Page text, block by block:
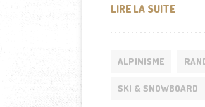
LIRE LA SUITELE SKI
ALPINISME
SKI & SNOWBOARD